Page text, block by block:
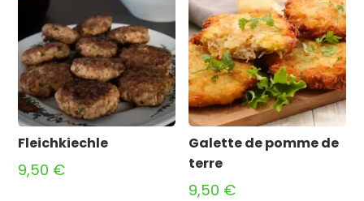
Fleichkiechle
9,50 €
Galette de pomme de
terre
9,50 €